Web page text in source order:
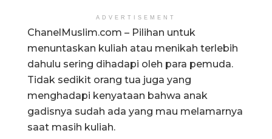
ADVERTISEMENT
ChanelMuslim.com – Pilihan untuk
menuntaskan kuliah atau menikah terlebih
dahulu sering dihadapi oleh para pemuda.
Tidak sedikit orang tua juga yang
menghadapi kenyataan bahwa anak
gadisnya sudah ada yang mau melamarnya
saat masih kuliah.